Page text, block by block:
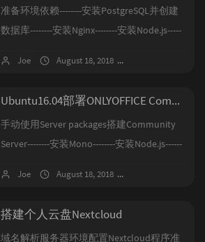
新备份手动更新我参考了官方文档和
Steven's Blog1.必须阶梯升级如果想升级至
最新版本，必须阶梯升级，先从9.0升级到
准备环境依赖--------安装PostgreSQL并创建
数据库--------安装Nginx--------安装Node.js-----
RabbitMQ--------Ubuntu18.04特殊安装项安
修改服务器默认端口--------...
Joe August 18, 2018
Ubuntu16.04部署ONLYOFFICE Community Server
手动使用Server packages搭建Community
Server--------安装Mono--------安装Node.js------
---开启Https访问----------------脚本自动执行---
----使用Docke...
Joe August 18, 2018
搭建个人云盘Nextcloud
域名解析服务器环境配置Nextcloud程序准